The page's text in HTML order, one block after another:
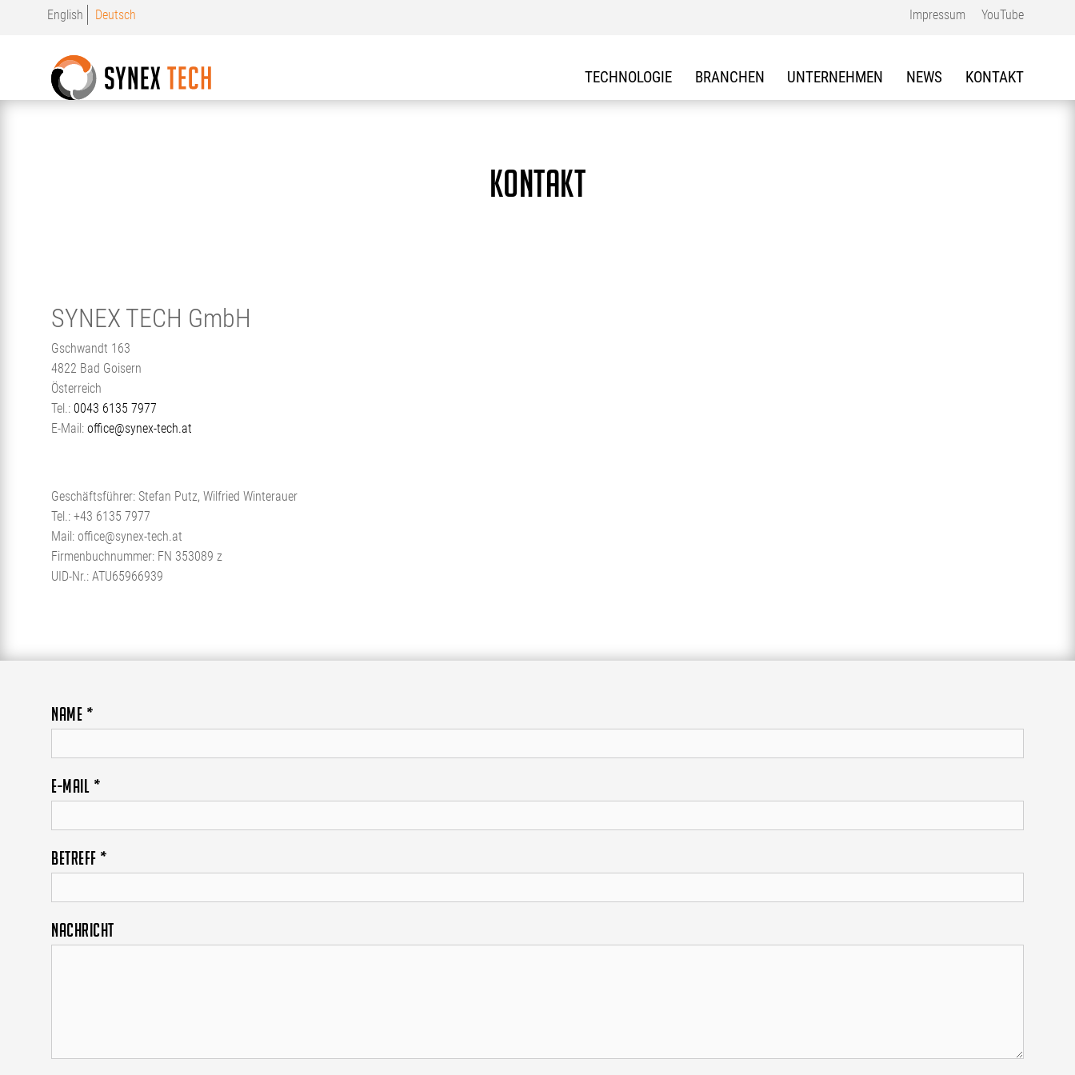
Impressum YouTube
English Deutsch
TECHNOLOGIE BRANCHEN UNTERNEHMEN NEWS KONTAKT
Kontakt
SYNEX TECH GmbH
Gschwandt 163
4822 Bad Goisern
Österreich
Tel.: 0043 6135 7977
E-Mail: office@synex-tech.at
Geschäftsführer: Stefan Putz, Wilfried Winterauer
Tel.: +43 6135 7977
Mail: office@synex-tech.at
Firmenbuchnummer: FN 353089 z
UID-Nr.: ATU65966939
Name *
E-Mail *
Betreff *
Nachricht